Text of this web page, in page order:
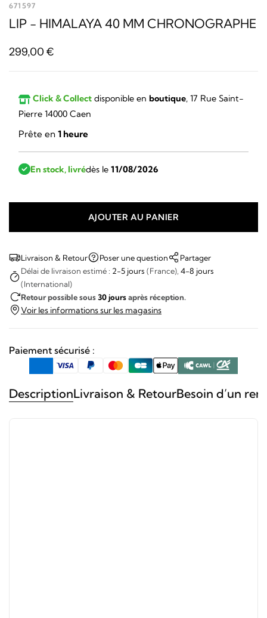
671597
LIP - HIMALAYA 40 MM CHRONOGRAPHE
299,00 €
Click & Collect disponible en boutique, 17 Rue Saint-
Pierre 14000 Caen
Prête en 1 heure
En stock, livrédès le 11/08/2026
Lip
-
HIMALAYA
40
MM
AJOUTER AU PANIER
Livraison & Retour Poser une question
Partager
Délai de livraison estimé : 2-5 jours (France), 4-8 jours
(International)
Retour possible sous30 joursaprès réception.
Voir les informations sur les magasins
Paiement sécurisé :
DescriptionLivraison & RetourBesoin d’un